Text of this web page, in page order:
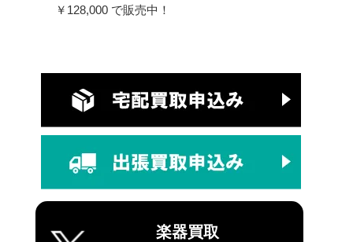
￥128,000 で販売中！
楽器買取